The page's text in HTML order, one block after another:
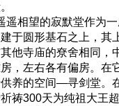
相望的寂默堂作为一
于圆形基石之上，其
他寺庙的尞舍相同，
，左右各有偏房。在
养的空间—寻剑堂。
祷300天为纯祖大王